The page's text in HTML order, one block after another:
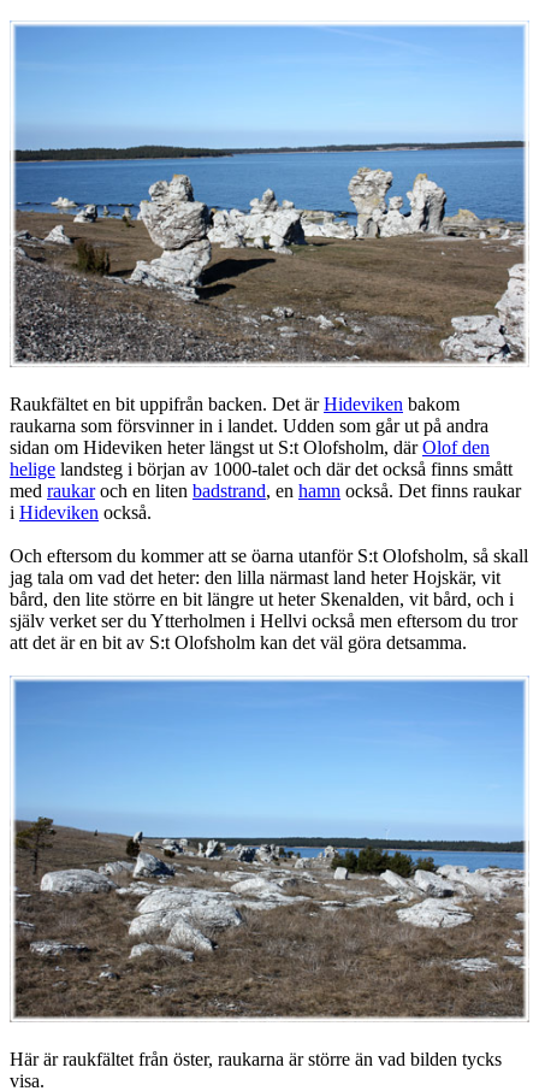
Raukfältet en bit uppifrån backen. Det ärHideviken bakom
raukarna som försvinner in i landet. Udden som går ut på andra
sidan om Hideviken heter längst ut S:t Olofsholm, därOlof den
helige landsteg i början av 1000-talet och där det också finns smått
med raukaroch en liten badstrand, en hamn också. Det finns raukar
i Hideviken också.
Och eftersom du kommer att se öarna utanför S:t Olofsholm, så skall
jag tala om vad det heter: den lilla närmast land heter Hojskär, vit
bård, den lite större en bit längre ut heter Skenalden, vit bård, och i
själv verket ser du Ytterholmen i Hellvi också men eftersom du tror
att det är en bit av S:t Olofsholm kan det väl göra detsamma.
Här är raukfältet från öster, raukarna är större än vad bilden tycks
visa.